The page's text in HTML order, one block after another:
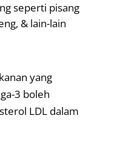
seperti pisang
& lain-lain
yang
3 boleh
LDL dalam